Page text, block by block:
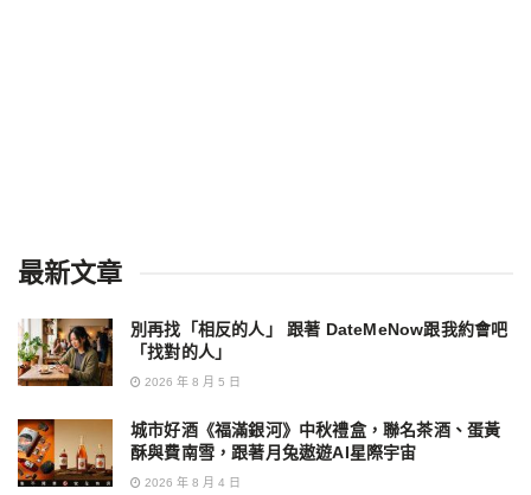
最新文章
別再找「相反的人」 跟著 DateMeNow跟我約會吧
「找對的人」
2026 年 8 月 5 日
城市好酒《福滿銀河》中秋禮盒，聯名茶酒、蛋黃
酥與費南雪，跟著月兔遨遊AI星際宇宙
2026 年 8 月 4 日